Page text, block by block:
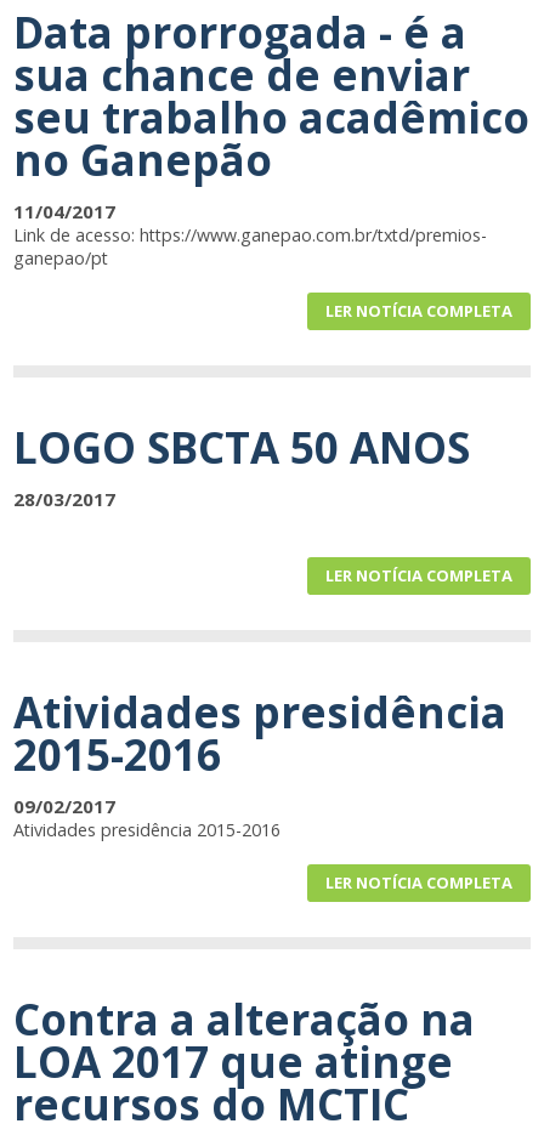
Data prorrogada - é a
sua chance de enviar
seu trabalho acadêmico
no Ganepão
11/04/2017
Link de acesso: https://www.ganepao.com.br/txtd/premios-
ganepao/pt
LER NOTÍCIA COMPLETA
LOGO SBCTA 50 ANOS
28/03/2017
LER NOTÍCIA COMPLETA
Atividades presidência
2015-2016
09/02/2017
Atividades presidência 2015-2016
LER NOTÍCIA COMPLETA
Contra a alteração na
LOA 2017 que atinge
recursos do MCTIC